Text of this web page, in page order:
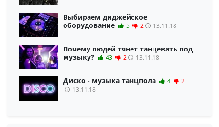
Выбираем диджейское
оборудование
5 2 13.11.18
Почему людей тянет танцевать под
музыку?
43 2 13.11.18
Диско - музыка танцпола 4
2
13.11.18